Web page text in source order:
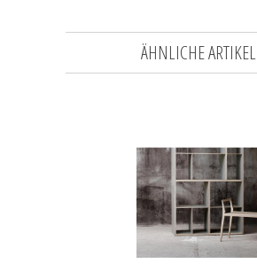
ÄHNLICHE ARTIKEL